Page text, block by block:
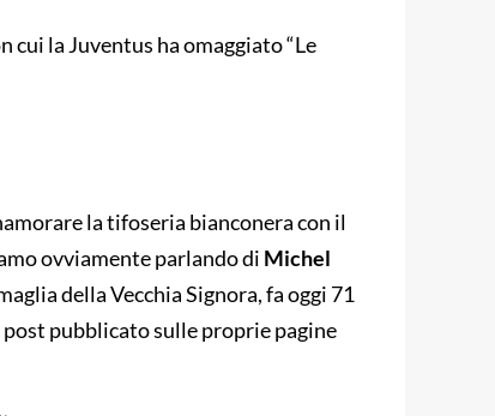
cui la Juventus ha omaggiato “Le
la tifoseria bianconera con il
ovviamente parlando di Michel
della Vecchia Signora, fa oggi 71
post pubblicato sulle proprie pagine